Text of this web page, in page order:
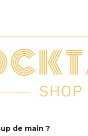
de main ?